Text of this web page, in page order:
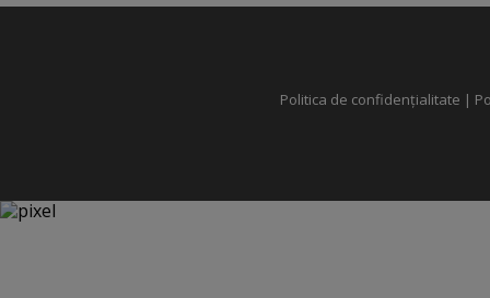
Politica de confidențialitate |